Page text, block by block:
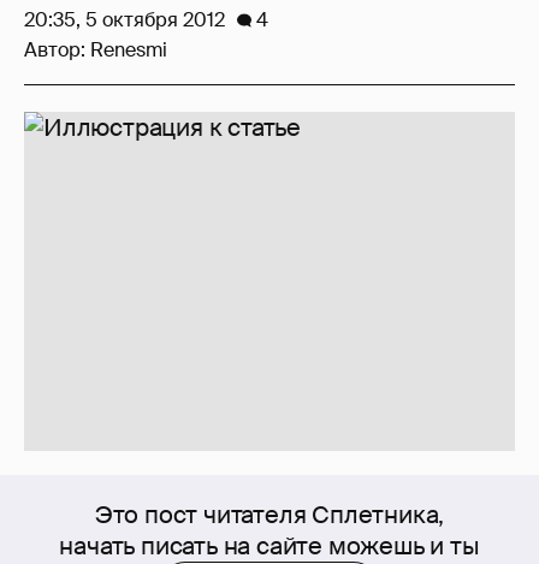
Это пост читателя Сплетника,
начать писать на сайте можешь и ты
20:35, 5 октября 2012
4
Автор: Renesmi